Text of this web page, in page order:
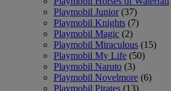
Playmobil Junior (37)
Playmobil Knights (7)
Playmobil Magic (2)
Playmobil Miraculous (15)
Playmobil My Life (50)
Playmobil Naruto (3)
Playmobil Novelmore (6)
Playmobil Pirates (13)